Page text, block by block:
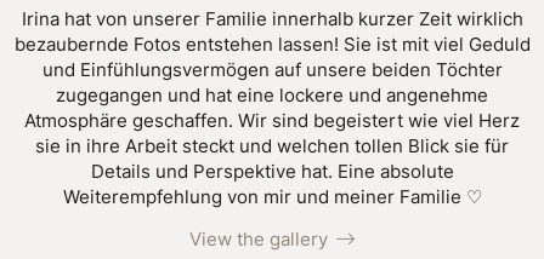
Irina hat von unserer Familie innerhalb kurzer Zeit wirklich
bezaubernde Fotos entstehen lassen! Sie ist mit viel Geduld
und Einfühlungsvermögen auf unsere beiden Töchter
zugegangen und hat eine lockere und angenehme
Atmosphäre geschaffen. Wir sind begeistert wie viel Herz
sie in ihre Arbeit steckt und welchen tollen Blick sie für
Details und Perspektive hat. Eine absolute
Weiterempfehlung von mir und meiner Familie ♡
View the gallery